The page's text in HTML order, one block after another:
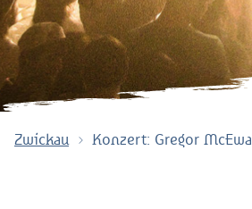
Zwickau Konzert: Gregor